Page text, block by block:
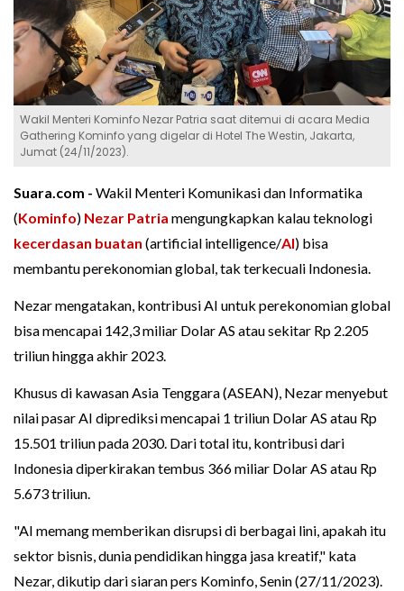
Wakil Menteri Kominfo Nezar Patria saat ditemui di acara Media
Gathering Kominfo yang digelar di Hotel The Westin, Jakarta,
Jumat (24/11/2023).
Suara.com - Wakil Menteri Komunikasi dan Informatika
(Kominfo) Nezar Patria mengungkapkan kalau teknologi
kecerdasan buatan (artificial intelligence/AI) bisa
membantu perekonomian global, tak terkecuali Indonesia.
Nezar mengatakan, kontribusi AI untuk perekonomian global
bisa mencapai 142,3 miliar Dolar AS atau sekitar Rp 2.205
triliun hingga akhir 2023.
Khusus di kawasan Asia Tenggara (ASEAN), Nezar menyebut
nilai pasar AI diprediksi mencapai 1 triliun Dolar AS atau Rp
15.501 triliun pada 2030. Dari total itu, kontribusi dari
Indonesia diperkirakan tembus 366 miliar Dolar AS atau Rp
5.673 triliun.
"AI memang memberikan disrupsi di berbagai lini, apakah itu
sektor bisnis, dunia pendidikan hingga jasa kreatif," kata
Nezar, dikutip dari siaran pers Kominfo, Senin (27/11/2023).